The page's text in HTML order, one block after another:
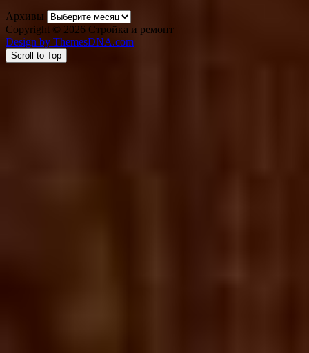
Архивы
Copyright © 2026 Стройка и ремонт
Design by ThemesDNA.com
Scroll to Top